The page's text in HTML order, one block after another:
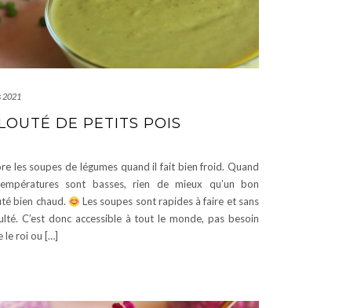
2021
DE PETITS POIS
les soupes de légumes quand il fait bien froid. Quand
sont basses, rien de mieux qu’un bon
bien chaud.
Les soupes sont rapides à faire et sans
C’est donc accessible à tout le monde, pas besoin
le roi ou […]